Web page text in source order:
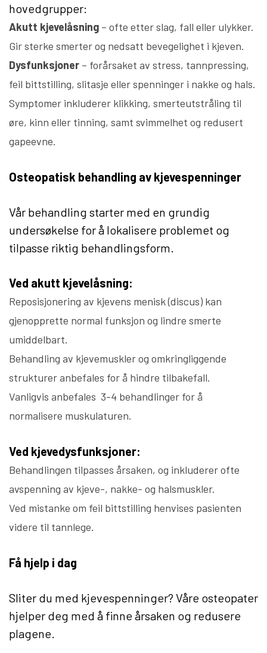
hovedgrupper:
Akutt kjevelåsning – ofte etter slag, fall eller ulykker.
Gir sterke smerter og nedsatt bevegelighet i kjeven.
Dysfunksjoner – forårsaket av stress, tannpressing,
feil bittstilling, slitasje eller spenninger i nakke og hals.
Symptomer inkluderer klikking, smerteutstråling til
øre, kinn eller tinning, samt svimmelhet og redusert
gapeevne.
Osteopatisk behandling av kjevespenninger
Vår behandling starter med en grundig
undersøkelse for å lokalisere problemet og
tilpasse riktig behandlingsform.
Ved akutt kjevelåsning:
Reposisjonering av kjevens menisk (discus) kan
gjenopprette normal funksjon og lindre smerte
umiddelbart.
Behandling av kjevemuskler og omkringliggende
strukturer anbefales for å hindre tilbakefall.
Vanligvis anbefales 3-4 behandlinger for å
normalisere muskulaturen.
Ved kjevedysfunksjoner:
Behandlingen tilpasses årsaken, og inkluderer ofte
avspenning av kjeve-, nakke- og halsmuskler.
Ved mistanke om feil bittstilling henvises pasienten
videre til tannlege.
Få hjelp i dag
Sliter du med kjevespenninger? Våre osteopater
hjelper deg med å finne årsaken og redusere
plagene.